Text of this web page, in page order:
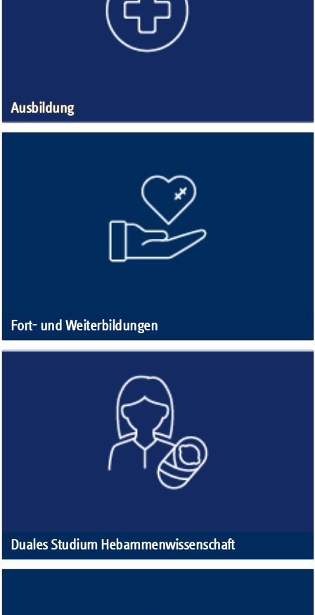
Ausbildung
Fort- und Weiterbildungen
Duales Studium Hebammenwissenschaft